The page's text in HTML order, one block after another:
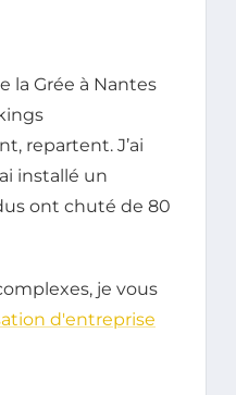
la Grée à Nantes
repartent. J’ai
installé un
ont chuté de 80
je vous
d'entreprise